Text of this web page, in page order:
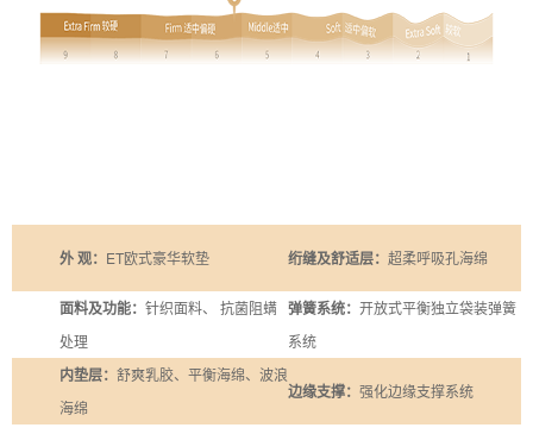
外 观： ET欧式豪华软垫 绗缝及舒适层： 超柔呼吸孔海绵
面料及功能： 针织面料、 抗菌阻螨
处理
弹簧系统： 开放式平衡独立袋装弹簧
系统
内垫层： 舒爽乳胶、平衡海绵、波浪
海绵
边缘支撑： 强化边缘支撑系统